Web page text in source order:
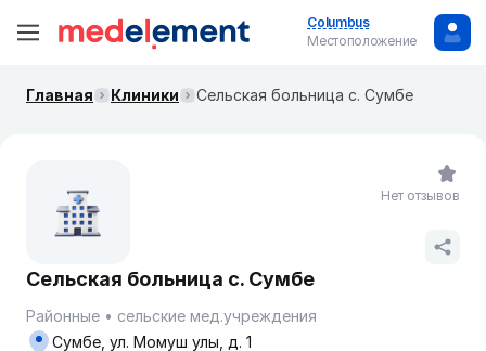
Columbus
Местоположение
Главная Клиники Сельская больница с. Сумбе
Сельская больница с. Сумбе
Районные
сельские мед.учреждения
Сумбе, ул. Момуш улы, д. 1
Нет отзывов